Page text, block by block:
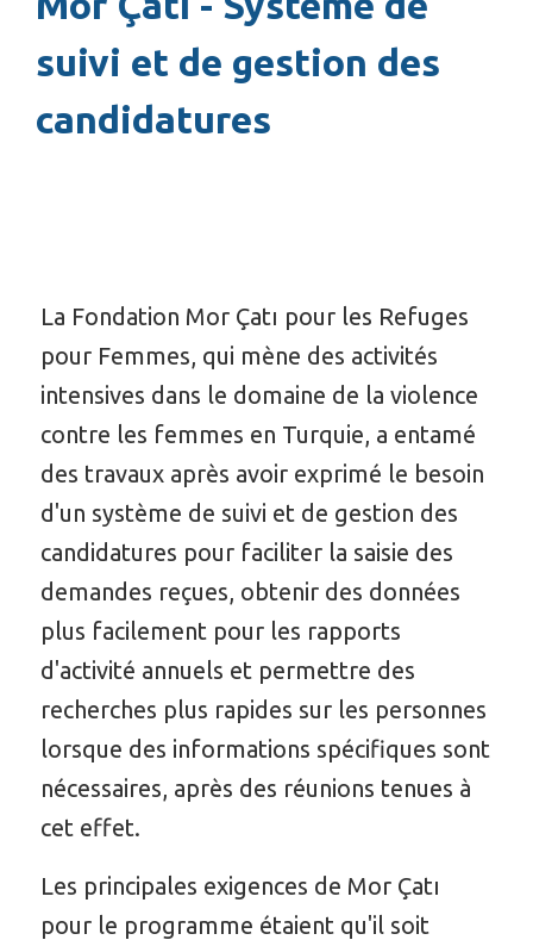
suivi et de gestion des
candidatures
La Fondation Mor Çatı pour les Refuges
pour Femmes, qui mène des activités
intensives dans le domaine de la violence
contre les femmes en Turquie, a entamé
des travaux après avoir exprimé le besoin
d'un système de suivi et de gestion des
candidatures pour faciliter la saisie des
demandes reçues, obtenir des données
plus facilement pour les rapports
d'activité annuels et permettre des
recherches plus rapides sur les personnes
lorsque des informations spécifiques sont
nécessaires, après des réunions tenues à
cet effet.
Les principales exigences de Mor Çatı
pour le programme étaient qu'il soit